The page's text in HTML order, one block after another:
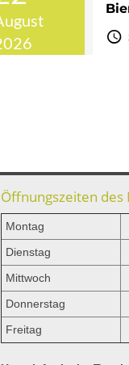
Öffnungszeiten des
Montag
Dienstag
Mittwoch
Donnerstag
Freitag